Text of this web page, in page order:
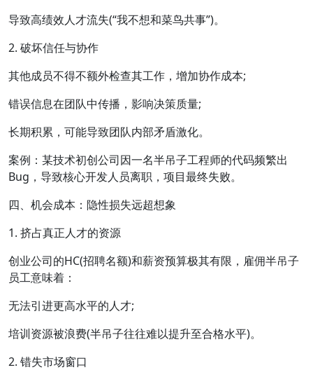
导致高绩效人才流失(“我不想和菜鸟共事”)。
2. 破坏信任与协作
其他成员不得不额外检查其工作，增加协作成本;
错误信息在团队中传播，影响决策质量;
长期积累，可能导致团队内部矛盾激化。
案例：某技术初创公司因一名半吊子工程师的代码频繁出
Bug，导致核心开发人员离职，项目最终失败。
四、机会成本：隐性损失远超想象
1. 挤占真正人才的资源
创业公司的HC(招聘名额)和薪资预算极其有限，雇佣半吊子
员工意味着：
无法引进更高水平的人才;
培训资源被浪费(半吊子往往难以提升至合格水平)。
2. 错失市场窗口